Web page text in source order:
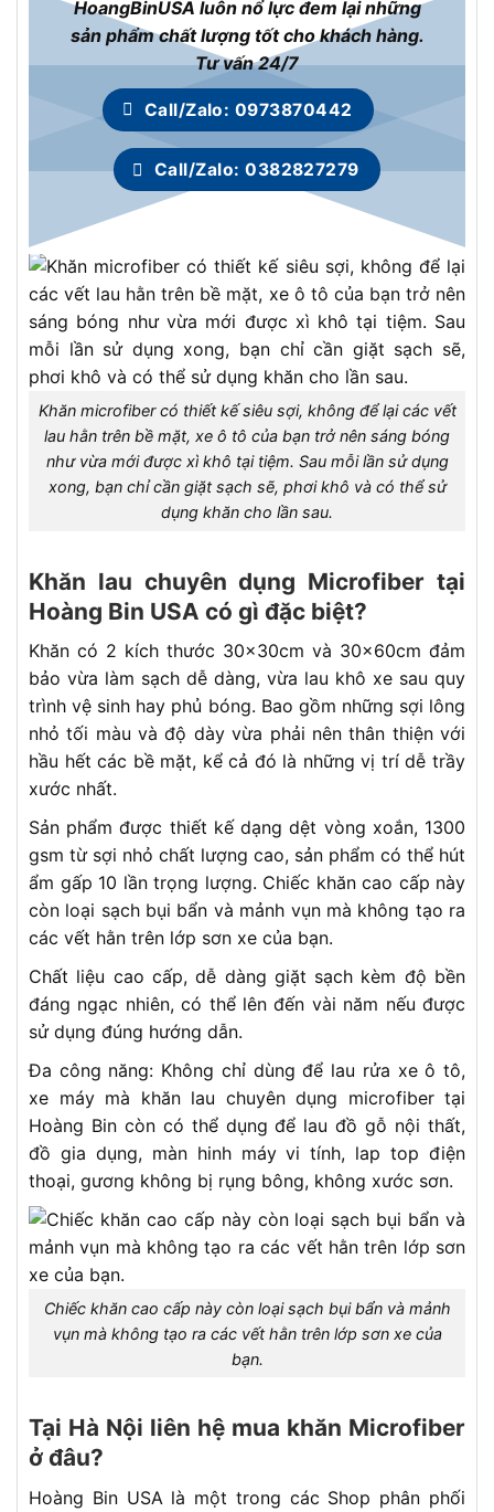
HoangBinUSA luôn nổ lực đem lại những
sản phẩm chất lượng tốt cho khách hàng.
Tư vấn 24/7
Call/Zalo: 0973870442
Call/Zalo: 0382827279
Khăn microfiber có thiết kế siêu sợi, không để lại các vết
lau hằn trên bề mặt, xe ô tô của bạn trở nên sáng bóng
như vừa mới được xì khô tại tiệm. Sau mỗi lần sử dụng
xong, bạn chỉ cần giặt sạch sẽ, phơi khô và có thể sử
dụng khăn cho lần sau.
Khăn lau chuyên dụng Microfiber tại
Hoàng Bin USA có gì đặc biệt?
Khăn có 2 kích thước 30x30cm và 30x60cm đảm
bảo vừa làm sạch dễ dàng, vừa lau khô xe sau quy
trình vệ sinh hay phủ bóng. Bao gồm những sợi lông
nhỏ tối màu và độ dày vừa phải nên thân thiện với
hầu hết các bề mặt, kể cả đó là những vị trí dễ trầy
xước nhất.
Sản phẩm được thiết kế dạng dệt vòng xoắn, 1300
gsm từ sợi nhỏ chất lượng cao, sản phẩm có thể hút
ẩm gấp 10 lần trọng lượng. Chiếc khăn cao cấp này
còn loại sạch bụi bẩn và mảnh vụn mà không tạo ra
các vết hằn trên lớp sơn xe của bạn.
Chất liệu cao cấp, dễ dàng giặt sạch kèm độ bền
đáng ngạc nhiên, có thể lên đến vài năm nếu được
sử dụng đúng hướng dẫn.
Đa công năng: Không chỉ dùng để lau rửa xe ô tô,
xe máy mà khăn lau chuyên dụng microfiber tại
Hoàng Bin còn có thể dụng để lau đồ gỗ nội thất,
đồ gia dụng, màn hinh máy vi tính, lap top điện
thoại, gương không bị rụng bông, không xước sơn.
Chiếc khăn cao cấp này còn loại sạch bụi bẩn và mảnh
vụn mà không tạo ra các vết hằn trên lớp sơn xe của
bạn.
Tại Hà Nội liên hệ mua khăn Microfiber
ở đâu?
Hoàng Bin USA là một trong các Shop phân phối